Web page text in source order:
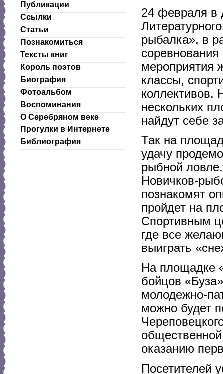
Публикации
Ссылки
Статьи
Познакомиться
Тексты книг
Король поэтов
Биография
Фотоальбом
Воспоминания
О Серебряном веке
Прогулки в Интернете
Библиография
24 февраля в
рыбалка», в
мероприятия
классы,
коллективов.
нескольких
найдут себе
Так на
удачу
рыбной
Новичков-
познакомят
пройдет на
Спортивным
где все
выиграть
На площадке
бойцов
молодежно-
можно будет
оказанию
Посетителей